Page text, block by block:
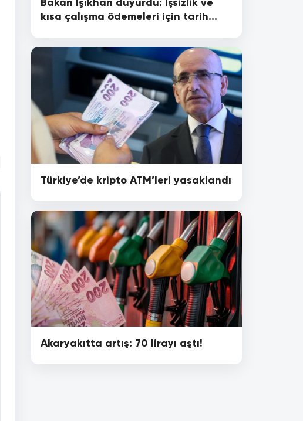
kısa çalışma ödemeleri için tarih
Türkiye’de kripto ATM’leri yasaklandı
Akaryakıtta artış: 70 lirayı aştı!